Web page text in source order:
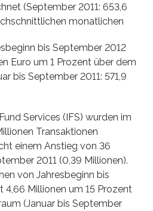
(September 2011: 653,6
monatlichen
bis September 2012
Euro um 1 Prozent über dem
bis September 2011: 571,9
Services (IFS) wurden im
Transaktionen
einem Anstieg von 36
2011 (0,39 Millionen).
von Jahresbeginn bis
Millionen um 15 Prozent
(Januar bis September